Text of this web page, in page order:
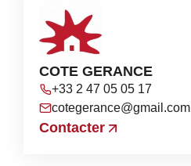
COTE GERANCE
+33 2 47 05 05 17
cotegerance@gmail.com
Contacter